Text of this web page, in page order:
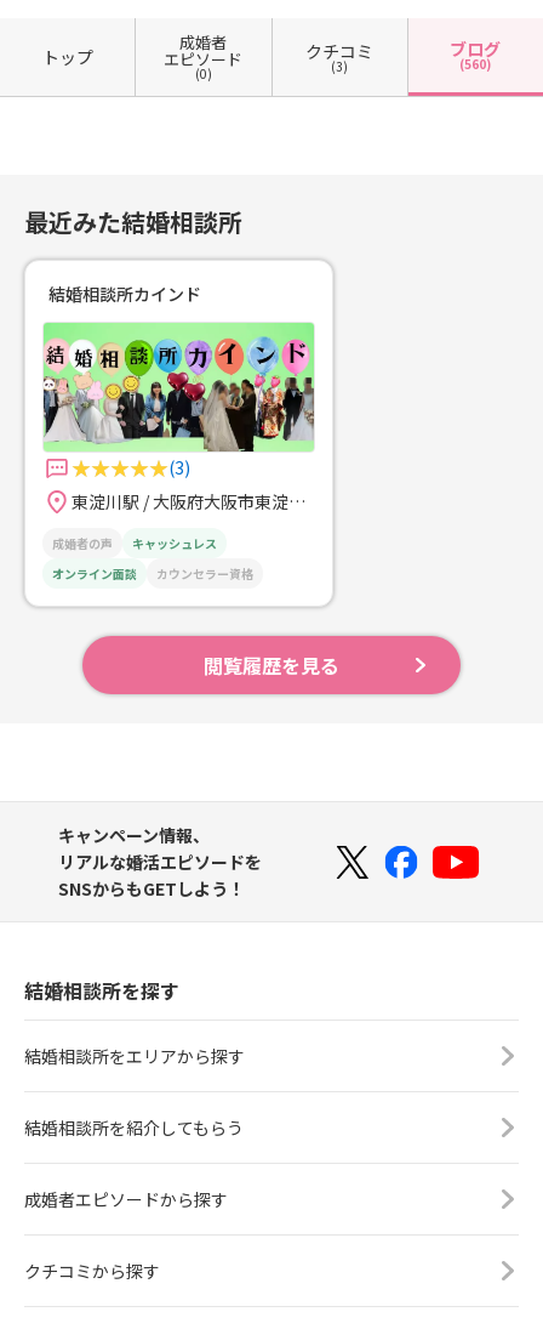
な相応しい同志社卒業で700万円以
上の年収のお相手に出会いご結婚さ
れました✨とてもお幸せそうでやっ
たー＼(^o^)／てるみんのチラシポス
^;)思いやり溢れるあなた思いの料金
を会員様は気が付いてとても感謝し
ド」な人です(^_^;)頑張ります!あな
たもパートナーを探されませんか結
婚相談所カインド津熊照美までご連
絡下さい😀
トップ
成婚者
エピソード
(0)
クチコミ
(3)
ブログ
(560)
最近みた結婚相談所
結婚相談所カインド
(3)
東淀川駅 / 大阪府大阪市東淀川区
成婚者の声
キャッシュレス
オンライン面談
カウンセラー資格
閲覧履歴を見る
キャンペーン情報、
リアルな婚活エピソードを
SNSからもGETしよう！
結婚相談所を探す
結婚相談所をエリアから探す
結婚相談所を紹介してもらう
成婚者エピソードから探す
クチコミから探す